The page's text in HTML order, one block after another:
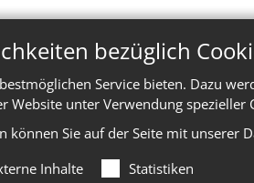
bezüglich
Service bieten. Dazu
Website unter Verwendung spezieller
können Sie auf der Seite mit unserer
Inhalte Statistiken